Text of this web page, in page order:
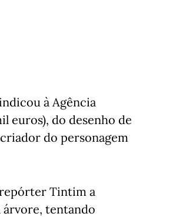
à Agência
euros), do desenho de
do personagem
repórter Tintim a
tentando